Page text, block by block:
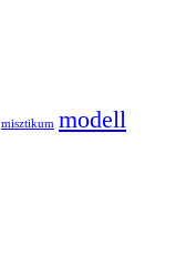
misztikum modell